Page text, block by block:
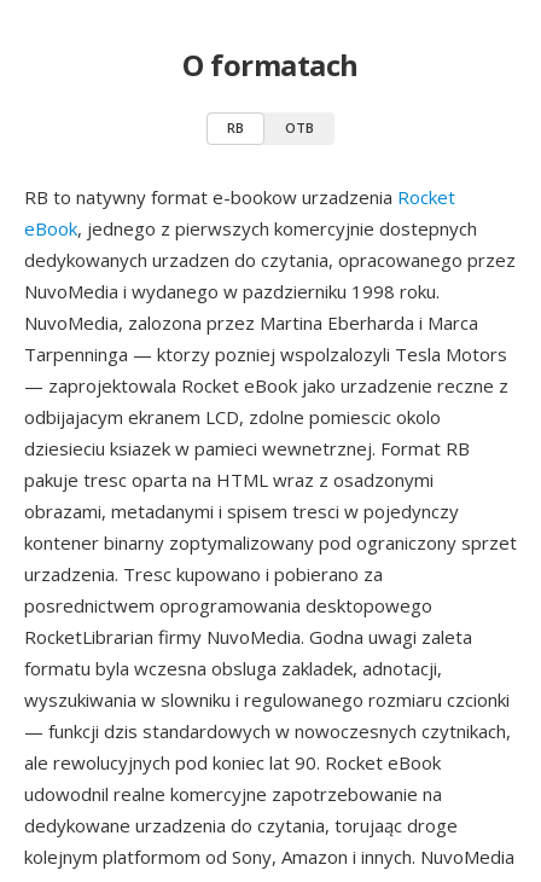
O formatach
RB OTB
RB to natywny format e-bookow urzadzenia Rocket
eBook, jednego z pierwszych komercyjnie dostepnych
dedykowanych urzadzen do czytania, opracowanego przez
NuvoMedia i wydanego w pazdzierniku 1998 roku.
NuvoMedia, zalozona przez Martina Eberharda i Marca
Tarpenninga — ktorzy pozniej wspolzalozyli Tesla Motors
— zaprojektowala Rocket eBook jako urzadzenie reczne z
odbijajacym ekranem LCD, zdolne pomiescic okolo
dziesieciu ksiazek w pamieci wewnetrznej. Format RB
pakuje tresc oparta na HTML wraz z osadzonymi
obrazami, metadanymi i spisem tresci w pojedynczy
kontener binarny zoptymalizowany pod ograniczony sprzet
urzadzenia. Tresc kupowano i pobierano za
posrednictwem oprogramowania desktopowego
RocketLibrarian firmy NuvoMedia. Godna uwagi zaleta
formatu byla wczesna obsluga zakladek, adnotacji,
wyszukiwania w slowniku i regulowanego rozmiaru czcionki
— funkcji dzis standardowych w nowoczesnych czytnikach,
ale rewolucyjnych pod koniec lat 90. Rocket eBook
udowodnil realne komercyjne zapotrzebowanie na
dedykowane urzadzenia do czytania, torujaąc droge
kolejnym platformom od Sony, Amazon i innych. NuvoMedia